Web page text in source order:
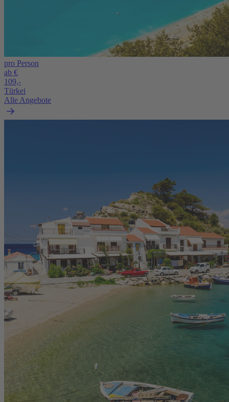
pro Person
ab €
109,-
Türkei
Alle Angebote